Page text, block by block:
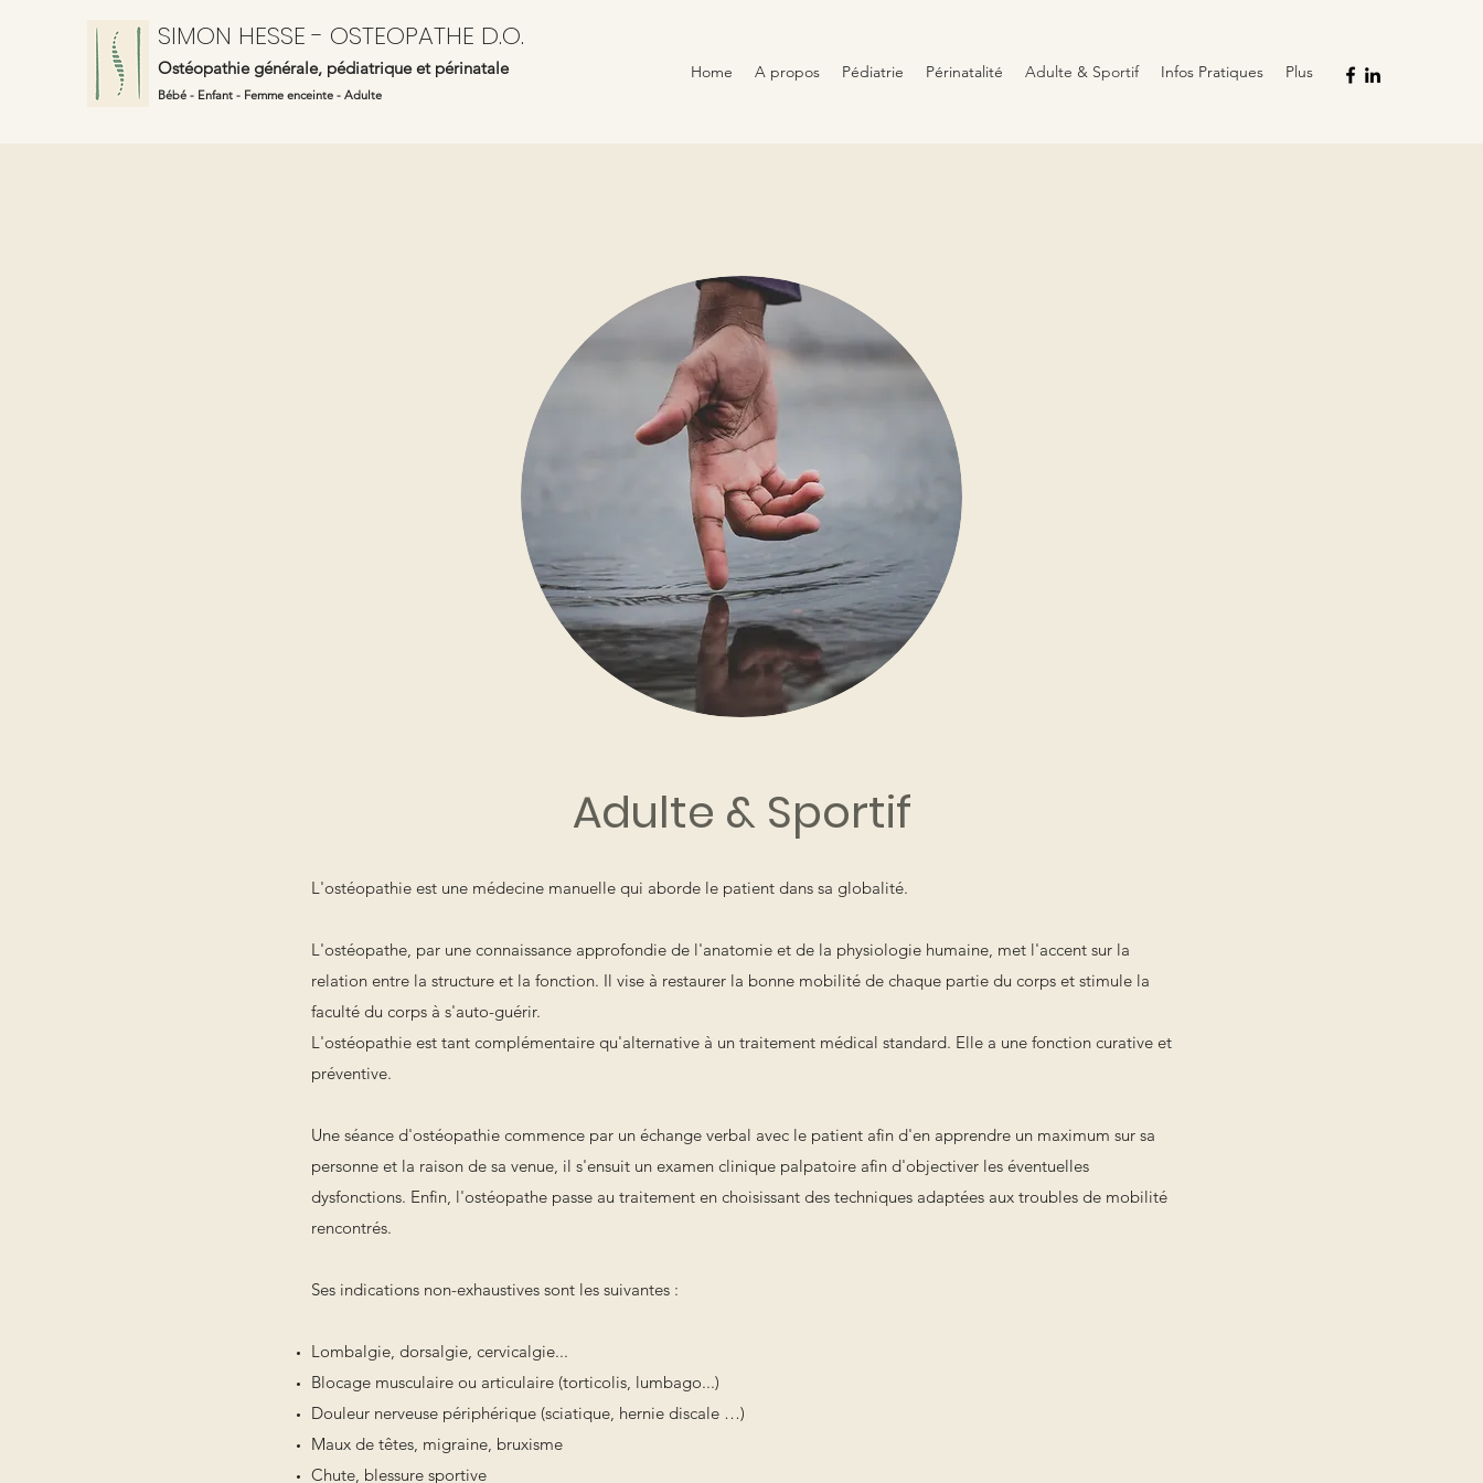
SIMON HESSE - OSTEOPATHE D.O.
Ostéopathie générale, pédiatrique et périnatale
Bébé - Enfant - Femme enceinte - Adulte
Home A propos Pédiatrie Périnatalité Adulte & Sportif Infos Pratiques Plus
Adulte & Sportif
L'ostéopathie est une médecine manuelle qui aborde le patient dans sa globalité.
L'ostéopathe, par une connaissance approfondie de l'anatomie et de la physiologie humaine, met l'accent sur la
relation entre la structure et la fonction. Il vise à restaurer la bonne mobilité de chaque partie du corps et stimule la
faculté du corps à s'auto-guérir.
L'ostéopathie est tant complémentaire qu'alternative à un traitement médical standard. Elle a une fonction curative et
préventive.
Une séance d'ostéopathie commence par un échange verbal avec le patient afin d'en apprendre un maximum sur sa
personne et la raison de sa venue, il s'ensuit un examen clinique palpatoire afin d'objectiver les éventuelles
dysfonctions. Enfin, l'ostéopathe passe au traitement en choisissant des techniques adaptées aux troubles de mobilité
rencontrés.
Ses indications non-exhaustives sont les suivantes :
Lombalgie, dorsalgie, cervicalgie...
Blocage musculaire ou articulaire (torticolis, lumbago...)
Douleur nerveuse périphérique (sciatique, hernie discale …)
Maux de têtes, migraine, bruxisme
Chute, blessure sportive